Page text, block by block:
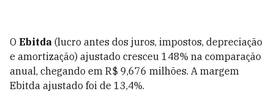
O Ebitda (lucro antes dos juros, impostos, depreciação
e amortização) ajustado cresceu 148% na comparação
anual, chegando em R$ 9,676 milhões. A margem
Ebitda ajustado foi de 13,4%.